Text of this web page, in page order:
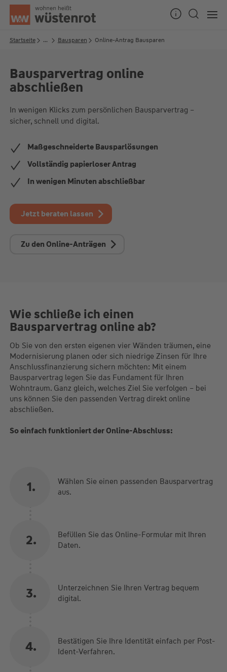
Seitenanfang
Startseite ... Bausparen Online-Antrag Bausparen
Bausparvertrag online
abschließen
In wenigen Klicks zum persönlichen Bausparvertrag –
sicher, schnell und digital.
Maßgeschneiderte Bausparlösungen
Vollständig papierloser Antrag
In wenigen Minuten abschließbar
Jetzt beraten lassen
Zu den Online-Anträgen
Wie schließe ich einen
Bausparvertrag online ab?
Ob Sie von den ersten eigenen vier Wänden träumen, eine
Modernisierung planen oder sich niedrige Zinsen für Ihre
Anschlussfinanzierung sichern möchten: Mit einem
Bausparvertrag legen Sie das Fundament für Ihren
Wohntraum. Ganz gleich, welches Ziel Sie verfolgen – bei
uns können Sie den passenden Vertrag direkt online
abschließen.
So einfach funktioniert der Online-Abschluss:
1
Wählen Sie einen passenden Bausparvertrag
aus.
2
Befüllen Sie das Online-Formular mit Ihren
Daten.
3
Unterzeichnen Sie Ihren Vertrag bequem
digital.
4
Bestätigen Sie Ihre Identität einfach per Post-
Ident-Verfahren.
Unsere Chatzeiten:
Mo bis Do: 9:00 Uhr - 19:00 Uhr